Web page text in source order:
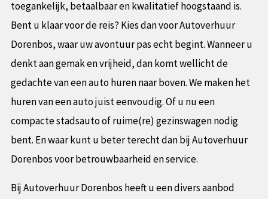
toegankelijk, betaalbaar en kwalitatief hoogstaand is.
Bent u klaar voor de reis? Kies dan voor Autoverhuur
Dorenbos, waar uw avontuur pas echt begint. Wanneer u
denkt aan gemak en vrijheid, dan komt wellicht de
gedachte van een auto huren naar boven. We maken het
huren van een auto juist eenvoudig. Of u nu een
compacte stadsauto of ruime(re) gezinswagen nodig
bent. En waar kunt u beter terecht dan bij Autoverhuur
Dorenbos voor betrouwbaarheid en service.
Bij Autoverhuur Dorenbos heeft u een divers aanbod